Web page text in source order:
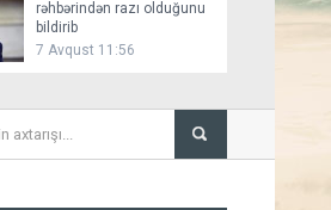
rəhbərindən razı olduğunu
bildirib
7 Avqust 11:56
Mirziyoyev və Tramp
ediblər